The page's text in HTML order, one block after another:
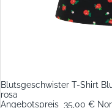
Sale
Blutsgeschwister T-Shirt
rosa
Angebotspreis 35,00 €